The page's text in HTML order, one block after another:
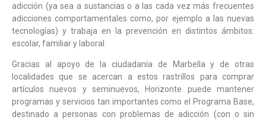
adicción (ya sea a sustancias o a las cada vez más frecuentes
adicciones comportamentales como, por ejemplo a las nuevas
tecnologías) y trabaja en la prevención en distintos ámbitos:
escolar, familiar y laboral.
Gracias al apoyo de la ciudadanía de Marbella y de otras
localidades que se acercan a estos rastrillos para comprar
artículos nuevos y seminuevos, Horizonte puede mantener
programas y servicios tan importantes como el Programa Base,
destinado a personas con problemas de adicción (con o sin